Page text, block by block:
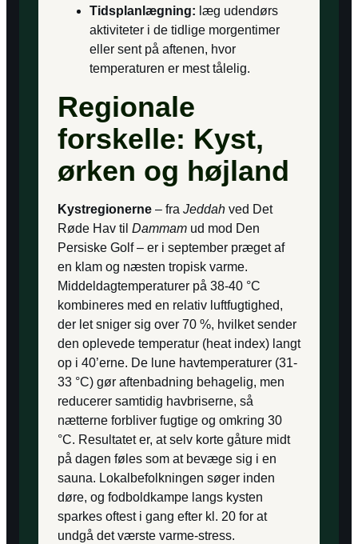
Tidsplanlægning: læg udendørs
aktiviteter i de tidlige morgentimer
eller sent på aftenen, hvor
temperaturen er mest tålelig.
Regionale
forskelle: Kyst,
ørken og højland
Kystregionerne – fra Jeddah ved Det
Røde Hav til Dammam ud mod Den
Persiske Golf – er i september præget af
en klam og næsten tropisk varme.
Middeldagtemperaturer på 38-40 °C
kombineres med en relativ luftfugtighed,
der let sniger sig over 70 %, hvilket sender
den oplevede temperatur (heat index) langt
op i 40’erne. De lune havtemperaturer (31-
33 °C) gør aftenbadning behagelig, men
reducerer samtidig havbriserne, så
nætterne forbliver fugtige og omkring 30
°C. Resultatet er, at selv korte gåture midt
på dagen føles som at bevæge sig i en
sauna. Lokalbefolkningen søger inden
døre, og fodboldkampe langs kysten
sparkes oftest i gang efter kl. 20 for at
undgå det værste varme-stress.